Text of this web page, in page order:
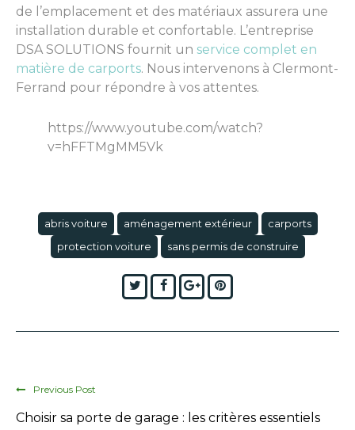
de l’emplacement et des matériaux assurera une
installation durable et confortable. L’entreprise
DSA SOLUTIONS fournit un service complet en
matière de carports. Nous intervenons à Clermont-
Ferrand pour répondre à vos attentes.
https://www.youtube.com/watch?
v=hFFTMgMM5Vk
abris voiture aménagement extérieur
carports
protection voiture
sans permis de construire
TwitterFacebook
Google+Pinterest
Previous Post
Choisir sa porte de garage : les critères essentiels